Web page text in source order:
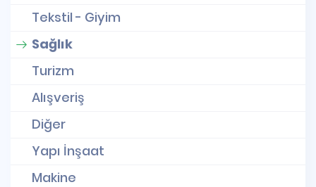
Tekstil - Giyim
Sağlık
Turizm
Alışveriş
Diğer
Yapı İnşaat
Makine